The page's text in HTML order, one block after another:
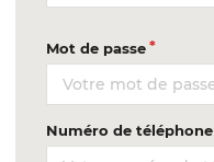
Mot de passe
Numéro de téléphone